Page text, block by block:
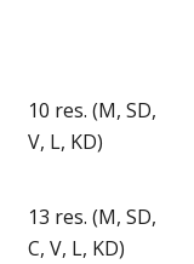
10 res. (M, SD,
V, L, KD)
13 res. (M, SD,
C, V, L, KD)